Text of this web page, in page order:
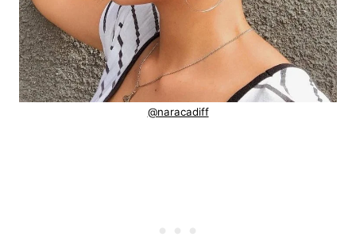
@naracadiff